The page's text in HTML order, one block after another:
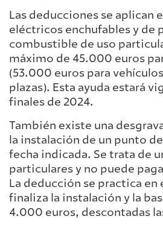
Las deducciones se aplican
eléctricos enchufables y de
combustible de uso
máximo de 45.000 euros
(53.000 euros para
plazas). Esta ayuda estará
finales de 2024.
También existe una
la instalación de un punto
fecha indicada. Se trata de
particulares y no puede
La deducción se practica en
finaliza la instalación y la
4.000 euros, descontadas